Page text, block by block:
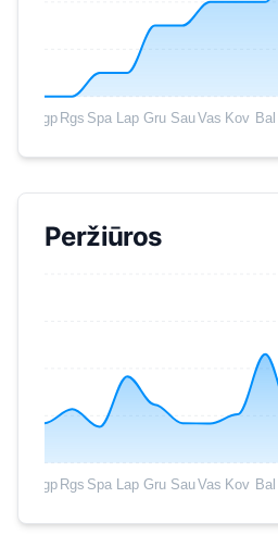
Rgp Rgs Spa Lap Gru SauVas Kov Bal
Peržiūros
Rgp Rgs Spa Lap Gru SauVas Kov Bal